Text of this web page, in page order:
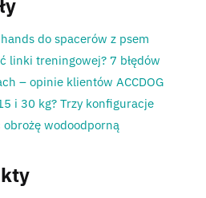
do spacerów z psem
linki treningowej? 7 błędów
– opinie klientów ACCDOG
i 30 kg? Trzy konfiguracje
wodoodporną